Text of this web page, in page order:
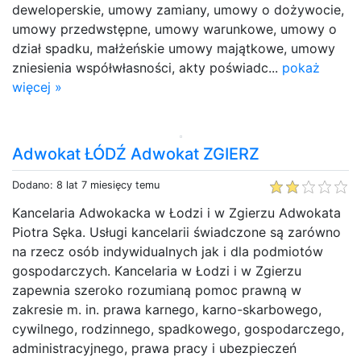
deweloperskie, umowy zamiany, umowy o dożywocie,
umowy przedwstępne, umowy warunkowe, umowy o
dział spadku, małżeńskie umowy majątkowe, umowy
zniesienia współwłasności, akty poświadc... pokaż
więcej »
Adwokat ŁÓDŹ Adwokat ZGIERZ
Dodano: 8 lat 7 miesięcy temu
Kancelaria Adwokacka w Łodzi i w Zgierzu Adwokata
Piotra Sęka. Usługi kancelarii świadczone są zarówno
na rzecz osób indywidualnych jak i dla podmiotów
gospodarczych. Kancelaria w Łodzi i w Zgierzu
zapewnia szeroko rozumianą pomoc prawną w
zakresie m. in. prawa karnego, karno-skarbowego,
cywilnego, rodzinnego, spadkowego, gospodarczego,
administracyjnego, prawa pracy i ubezpieczeń